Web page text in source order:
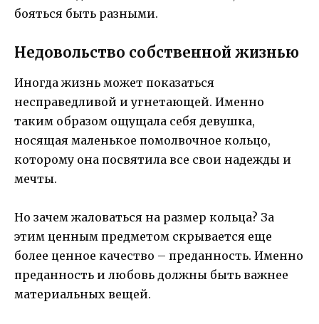
бояться быть разными.
Недовольство собственной жизнью
Иногда жизнь может показаться
несправедливой и угнетающей. Именно
таким образом ощущала себя девушка,
носящая маленькое помолвочное кольцо,
которому она посвятила все свои надежды и
мечты.
Но зачем жаловаться на размер кольца? За
этим ценным предметом скрывается еще
более ценное качество – преданность. Именно
преданность и любовь должны быть важнее
материальных вещей.